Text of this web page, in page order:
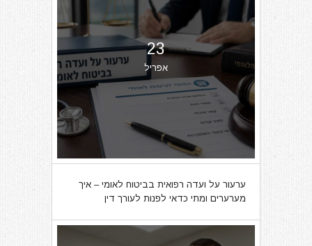
23
אפריל
ערעור על ועדה רפואית בביטוח לאומי – איך
מערערים ומתי כדאי לפנות לעורך דין